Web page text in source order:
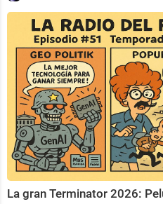
La gran Terminator 2026: